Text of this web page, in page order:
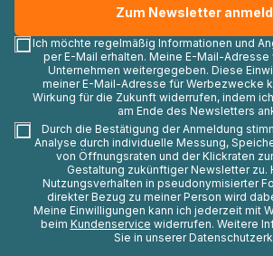
Ich möchte regelmäßig Informationen und
per E-Mail erhalten. Meine E-Mail-Adresse
Unternehmen weitergegeben. Diese
meiner E-Mail-Adresse für Werbezwecke
Wirkung für die Zukunft widerrufen, indem
am Ende des Newsletters
Durch die Bestätigung der Anmeldung
Analyse durch individuelle Messung,
von Öffnungsraten und der Klickraten
Gestaltung zukünftiger Newsletter zu.
Nutzungsverhalten in pseudonymisierter
direkter Bezug zu meiner Person wird
Meine Einwilligungen kann ich jederzeit mit
beim Kundenservice widerrufen. Weitere
Sie in unserer